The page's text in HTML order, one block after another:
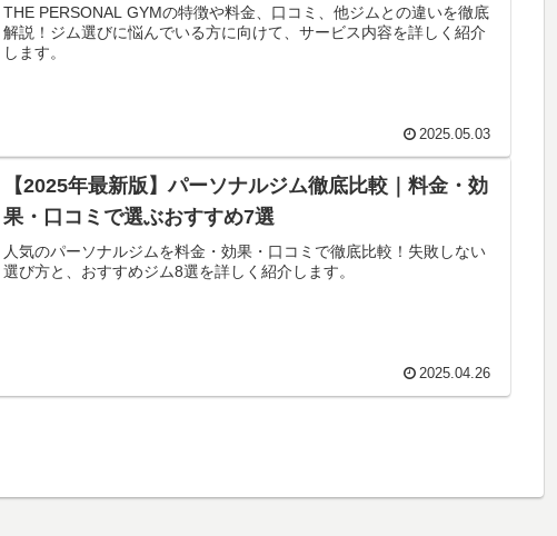
THE PERSONAL GYMの特徴や料金、口コミ、他ジムとの違いを徹底
解説！ジム選びに悩んでいる方に向けて、サービス内容を詳しく紹介
します。
2025.05.03
【2025年最新版】パーソナルジム徹底比較｜料金・効
果・口コミで選ぶおすすめ7選
人気のパーソナルジムを料金・効果・口コミで徹底比較！失敗しない
選び方と、おすすめジム8選を詳しく紹介します。
2025.04.26